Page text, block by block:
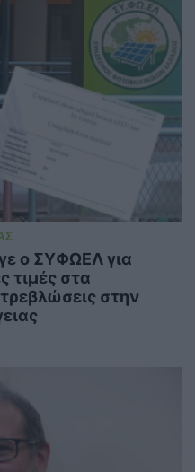
ο ΣΥΦΩΕΛ για
τιμές στα
στην